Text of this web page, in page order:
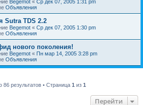
Begemot « Ср дек 07, 2005 1:31 pm
Объявления
Sutra TDS 2.2
Begemot « Ср дек 07, 2005 1:30 pm
Объявления
нового поколения!
Begemot « Пн мар 14, 2005 3:28 pm
Объявления
86 результатов • Страница 1 из 1
Перейти